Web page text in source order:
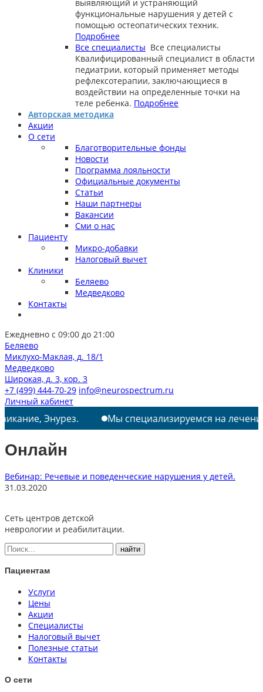
выявляющий и устраняющий
функциональные нарушения у детей с
помощью остеопатических техник.
Подробнее
Все специалисты Все специалисты
Квалифицированный специалист в области
педиатрии, который применяет методы
рефлексотерапии, заключающиеся в
воздействии на определенные точки на
теле ребенка. Подробнее
Авторская методика
Акции
О сети
Благотворительные фонды
Новости
Программа лояльности
Официальные документы
Статьи
Наши партнеры
Вакансии
Сми о нас
Пациенту
Микро-добавки
Налоговый вычет
Клиники
Беляево
Медведково
Контакты
Ежедневно с 09:00 до 21:00
Беляево
Миклухо-Маклая, д. 18/1
Медведково
Широкая, д. 3, кор. 3
+7 (499) 444-70-29 info@neurospectrum.ru
Личный кабинет
Энурез. Мы специализируемся на
Онлайн
Вебинар: Речевые и поведенческие нарушения у детей.
31.03.2020
Сеть центров детской
неврологии и реабилитации.
Пациентам
Услуги
Цены
Акции
Специалисты
Налоговый вычет
Полезные статьи
Контакты
О сети